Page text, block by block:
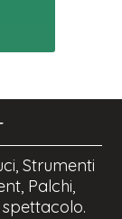
Strumenti
Palchi,